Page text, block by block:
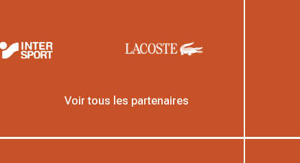
Voir tous les partenaires